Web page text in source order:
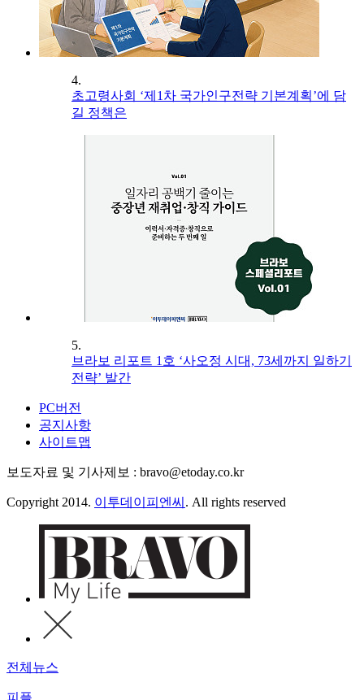
4.
초고령사회 ‘제1차 국가인구전략 기본계획’에 담
길 정책은
5.
브라보 리포트 1호 ‘사오정 시대, 73세까지 일하기
전략’ 발간
PC버전
공지사항
사이트맵
보도자료 및 기사제보 : bravo@etoday.co.kr
Copyright 2014. 이투데이피엔씨 . All rights reserved
전체뉴스